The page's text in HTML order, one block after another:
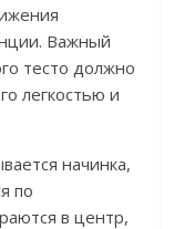
Важный
тесто должно
легкостью и
начинка,
по
в центр,